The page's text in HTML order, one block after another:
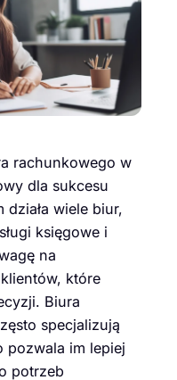
rachunkowego w
dla sukcesu
działa wiele biur,
księgowe i
na
które
Biura
specjalizują
pozwala im lepiej
potrzeb